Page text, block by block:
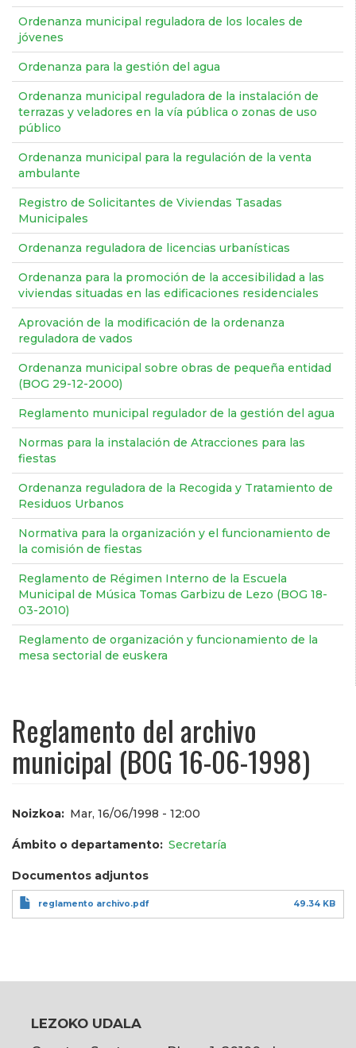
Ordenanza municipal reguladora de los locales de
jóvenes
Ordenanza para la gestión del agua
Ordenanza municipal reguladora de la instalación de
terrazas y veladores en la vía pública o zonas de uso
público
Ordenanza municipal para la regulación de la venta
ambulante
Registro de Solicitantes de Viviendas Tasadas
Municipales
Ordenanza reguladora de licencias urbanísticas
Ordenanza para la promoción de la accesibilidad a las
viviendas situadas en las edificaciones residenciales
Aprovación de la modificación de la ordenanza
reguladora de vados
Ordenanza municipal sobre obras de pequeña entidad
(BOG 29-12-2000)
Reglamento municipal regulador de la gestión del agua
Normas para la instalación de Atracciones para las
fiestas
Ordenanza reguladora de la Recogida y Tratamiento de
Residuos Urbanos
Normativa para la organización y el funcionamiento de
la comisión de fiestas
Reglamento de Régimen Interno de la Escuela
Municipal de Música Tomas Garbizu de Lezo (BOG 18-
03-2010)
Reglamento de organización y funcionamiento de la
mesa sectorial de euskera
Reglamento del archivo
municipal (BOG 16-06-1998)
Noizkoa Mar, 16/06/1998 - 12:00
Ámbito o departamento Secretaría
Documentos adjuntos
reglamento archivo.pdf 49.34 KB
LEZOKO UDALA